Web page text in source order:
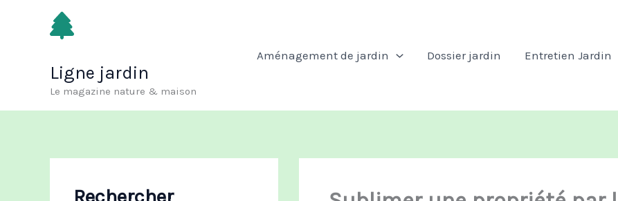
Ligne jardin
Le magazine nature & maison
Aménagement de jardin Dossier jardin Entretien Jardin
Rechercher